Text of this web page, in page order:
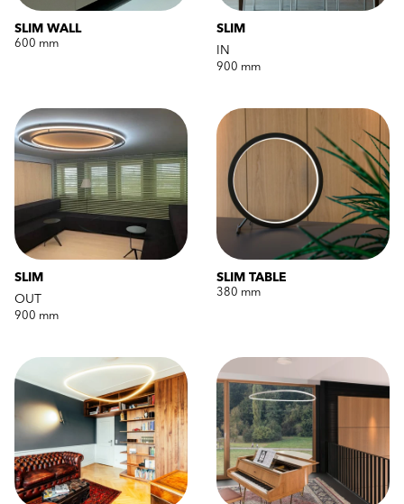
SLIM WALL
600 mm
SLIM
IN
900 mm
SLIM
OUT
900 mm
SLIM TABLE
380 mm